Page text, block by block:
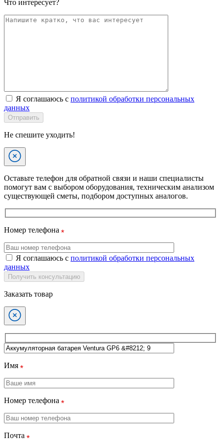
Что интересует?
Я соглашаюсь с политикой обработки персональных
данных
Отправить
Не спешите уходить!
Оставьте телефон для обратной связи и наши специалисты
помогут вам с выбором оборудования, техническим анализом
существующей сметы, подбором доступных аналогов.
Номер телефона
Я соглашаюсь с политикой обработки персональных
данных
Получить консультацию
Заказать товар
Имя
Номер телефона
Почта